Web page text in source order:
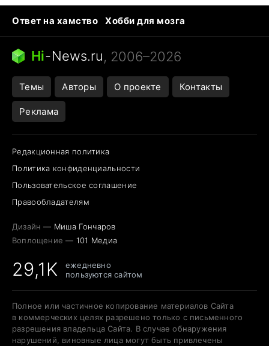
Ответ на хамство
Хобби для мозга
Бензин 100 и 95
Тунцы в океанариуме
Следующая пандемия
Hi-News.ru, 2006–2026
Темы Авторы О проекте Контакты
Реклама
Редакционная политика
Политика конфиденциальности
Пользовательское соглашение
Правообладателям
Дизайн — Миша Гончаров
Воплощение — 101 Медиа
29,1K
ежедневно
пользуются сайтом
Полное или частичное копирование материалов Сайта
в коммерческих целях разрешено только с письменного
разрешения владельца Сайта. В случае обнаружения
нарушений, виновные лица могут быть привлечены